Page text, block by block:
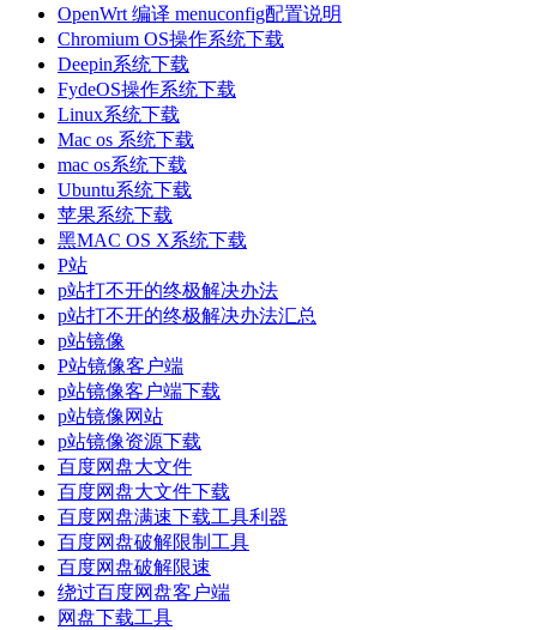
OpenWrt 编译 menuconfig配置说明
Chromium OS操作系统下载
Deepin系统下载
FydeOS操作系统下载
Linux系统下载
Mac os 系统下载
mac os系统下载
Ubuntu系统下载
苹果系统下载
黑MAC OS X系统下载
P站
p站打不开的终极解决办法
p站打不开的终极解决办法汇总
p站镜像
P站镜像客户端
p站镜像客户端下载
p站镜像网站
p站镜像资源下载
百度网盘大文件
百度网盘大文件下载
百度网盘满速下载工具利器
百度网盘破解限制工具
百度网盘破解限速
绕过百度网盘客户端
网盘下载工具